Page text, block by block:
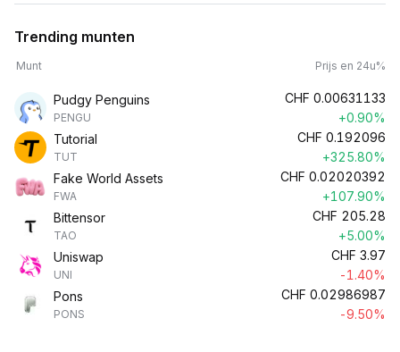
Trending munten
Munt Prijs en 24u%
Pudgy Penguins
PENGU
CHF 0.00631133
+0.90%
Tutorial
TUT
CHF 0.192096
+325.80%
Fake World Assets
FWA
CHF 0.02020392
+107.90%
Bittensor
TAO
CHF 205.28
+5.00%
Uniswap
UNI
CHF 3.97
-1.40%
Pons
PONS
CHF 0.02986987
-9.50%